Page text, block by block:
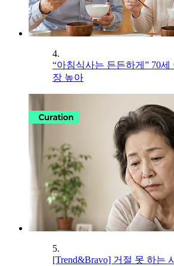
4.
“아침식사는 든든하게” 70
장 높아
5.
[Trend&Bravo] 거절 못 하는